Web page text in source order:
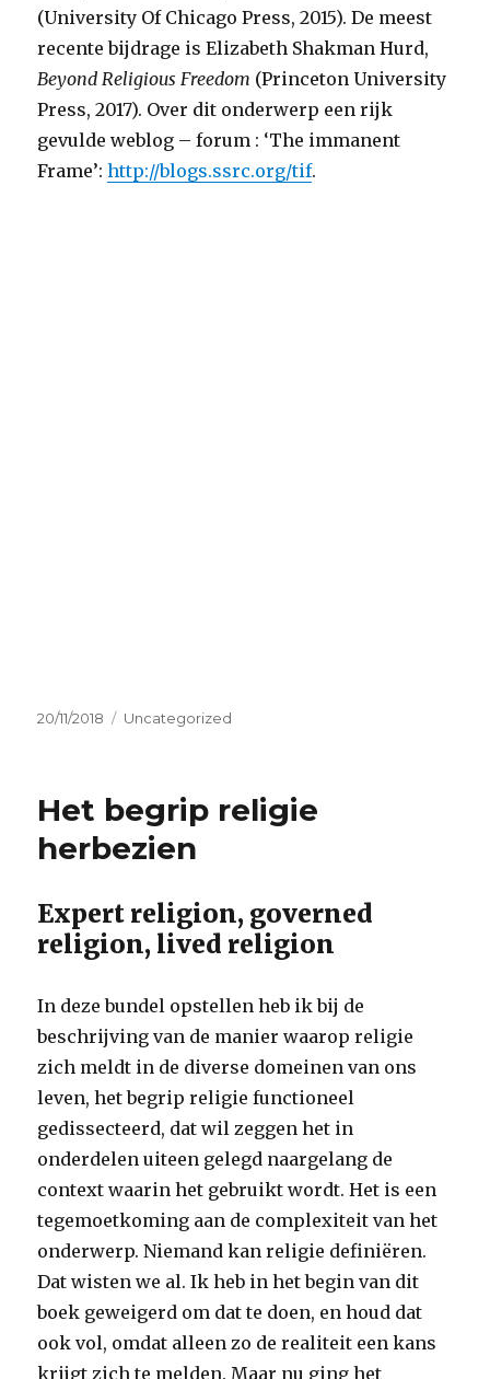
(University Of Chicago Press, 2015). De meest
recente bijdrage is Elizabeth Shakman Hurd,
Beyond Religious Freedom (Princeton University
Press, 2017). Over dit onderwerp een rijk
gevulde weblog – forum : ‘The immanent
Frame’:http://blogs.ssrc.org/tif.
Geplaatst
20/11/2018 Categorieën
Uncategorized
Het begrip religie
herbezien
Expert religion, governed
religion, lived religion
In deze bundel opstellen heb ik bij de
beschrijving van de manier waarop religie
zich meldt in de diverse domeinen van ons
leven, het begrip religie functioneel
gedissecteerd, dat wil zeggen het in
onderdelen uiteen gelegd naargelang de
context waarin het gebruikt wordt. Het is een
tegemoetkoming aan de complexiteit van het
onderwerp. Niemand kan religie definiëren.
Dat wisten we al. Ik heb in het begin van dit
boek geweigerd om dat te doen, en houd dat
ook vol, omdat alleen zo de realiteit een kans
krijgt zich te melden. Maar nu ging het